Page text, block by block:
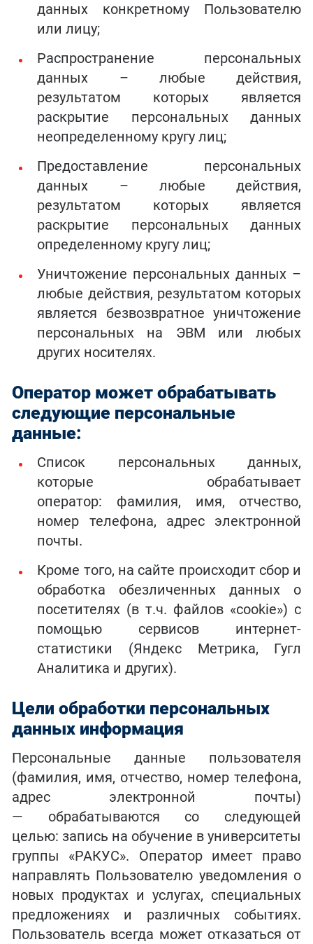
данных конкретному Пользователю
или лицу;
Распространение персональных
данных – любые действия,
результатом которых является
раскрытие персональных данных
неопределенному кругу лиц;
Предоставление персональных
данных – любые действия,
результатом которых является
раскрытие персональных данных
определенному кругу лиц;
Уничтожение персональных данных –
любые действия, результатом которых
является безвозвратное уничтожение
персональных на ЭВМ или любых
других носителях.
Оператор может обрабатывать
следующие персональные
данные:
Список персональных данных,
которые обрабатывает
оператор: фамилия, имя, отчество,
номер телефона, адрес электронной
почты.
Кроме того, на сайте происходит сбор и
обработка обезличенных данных о
посетителях (в т.ч. файлов «cookie») с
помощью сервисов интернет-
статистики (Яндекс Метрика, Гугл
Аналитика и других).
Цели обработки персональных
данных информация
Персональные данные пользователя
(фамилия, имя, отчество, номер телефона,
адрес электронной почты)
— обрабатываются со следующей
целью: запись на обучение в университеты
группы «РАКУС». Оператор имеет право
направлять Пользователю уведомления о
новых продуктах и услугах, специальных
предложениях и различных событиях.
Пользователь всегда может отказаться от